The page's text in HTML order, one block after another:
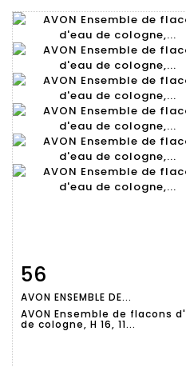
détaillée
56
AVON ENSEMBLE DE...
AVON Ensemble de flacons
de cologne, H 16, 11...